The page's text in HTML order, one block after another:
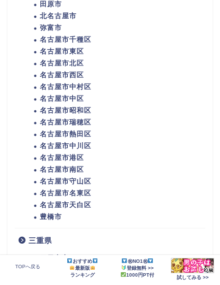
田原市
北名古屋市
弥富市
名古屋市千種区
名古屋市東区
名古屋市北区
名古屋市西区
名古屋市中村区
名古屋市中区
名古屋市昭和区
名古屋市瑞穂区
名古屋市熱田区
名古屋市中川区
名古屋市港区
名古屋市南区
名古屋市守山区
名古屋市名東区
名古屋市天白区
豊橋市
三重県
四日市市
TOPへ戻る
おすすめ
最新版
ランキング
㊗NO1㊗
登録無料 >>
1000円PT付
試してみる >>